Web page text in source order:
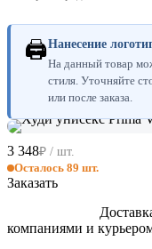
🖨Нанесение
На данный товар
стиля. Уточняйте
или после заказа.
3 348₽ / шт.
Осталось 89 шт.
Заказать
компаниями и